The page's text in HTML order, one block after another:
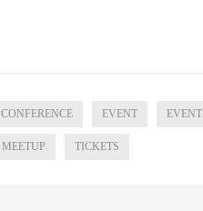
CONFERENCE EVENT
MEETUP TICKETS